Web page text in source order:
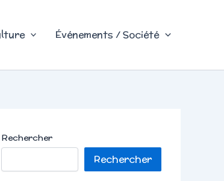
Événements / Société
Rechercher
Rechercher